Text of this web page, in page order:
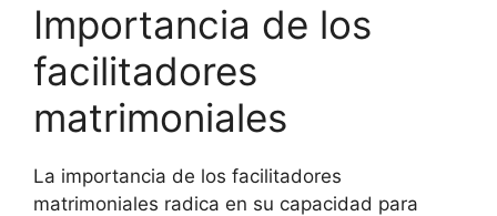
Importancia de los
facilitadores
matrimoniales
La importancia de los facilitadores
matrimoniales radica en su capacidad para